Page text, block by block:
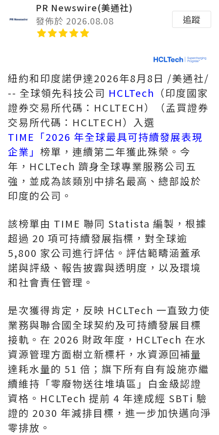
PR Newswire(美通社)
發佈於 2026.08.08
追蹤
紐約和印度諾伊達2026年8月8日 /美通社/
-- 全球領先科技公司 HCLTech （印度國家
證券交易所代碼：HCLTECH）（孟買證券
交易所代碼：HCLTECH）入選
TIME「2026 年全球最具可持續發展表現
企業」 榜單，連續第二年獲此殊榮。今
年，HCLTech 躋身全球專業服務公司五
強，並成為該類別中排名最高、總部設於
印度的公司。
該榜單由 TIME 聯同 Statista 編製，根據
超過 20 項可持續發展指標，對全球逾
5,800 家公司進行評估。評估範疇涵蓋承
諾與評級、報告披露與透明度，以及環境
和社會責任管理。
是次獲得肯定，反映 HCLTech 一直致力使
業務與聯合國全球契約及可持續發展目標
接軌。在 2026 財政年度，HCLTech 在水
資源管理方面樹立新標杆，水資源回補量
達耗水量的 51 倍；旗下所有自有設施亦繼
續維持「零廢物送往堆填區」白金級認證
資格。HCLTech 提前 4 年達成經 SBTi 驗
證的 2030 年減排目標，進一步加快邁向淨
零排放。